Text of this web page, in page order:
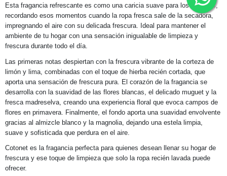
Esta fragancia refrescante es como una caricia suave para los sentidos,
recordando esos momentos cuando la ropa fresca sale de la secadora,
impregnando el aire con su delicada frescura. Ideal para mantener el
ambiente de tu hogar con una sensación inigualable de limpieza y
frescura durante todo el día.
Las primeras notas despiertan con la frescura vibrante de la corteza de
limón y lima, combinadas con el toque de hierba recién cortada, que
aporta una sensación de frescura pura. El corazón de la fragancia se
desarrolla con la suavidad de las flores blancas, el delicado muguet y la
fresca madreselva, creando una experiencia floral que evoca campos de
flores en primavera. Finalmente, el fondo aporta una suavidad envolvente
gracias al almizcle blanco y la magnolia, dejando una estela limpia,
suave y sofisticada que perdura en el aire.
Cotonet es la fragancia perfecta para quienes desean llenar su hogar de
frescura y ese toque de limpieza que solo la ropa recién lavada puede
ofrecer.